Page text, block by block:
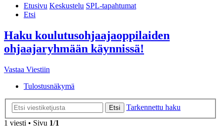
Etusivu Keskustelu SPL-tapahtumat
Etsi
Haku koulutusohjaajaoppilaiden
ohjaajaryhmään käynnissä!
Vastaa Viestiin
Tulostusnäkymä
Etsi
Tarkennettu haku
1 viesti • Sivu 1/1